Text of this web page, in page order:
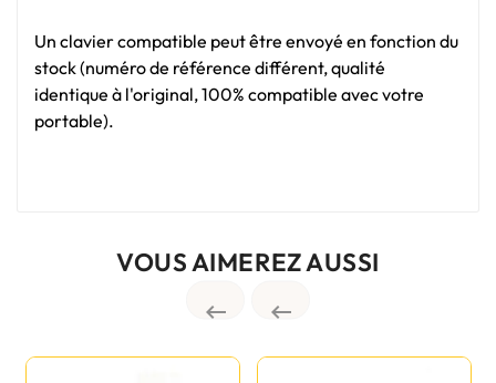
Un clavier compatible peut être envoyé en fonction du
stock (numéro de référence différent, qualité
identique à l'original, 100% compatible avec votre
portable).
VOUS AIMEREZ AUSSI
 